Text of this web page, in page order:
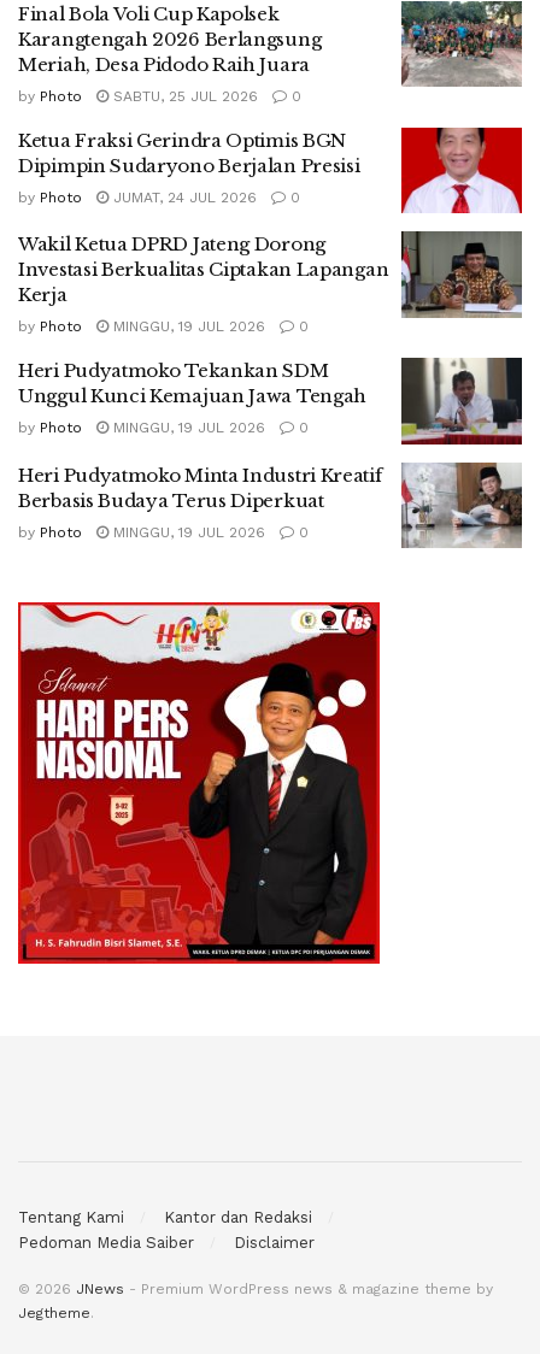
Final Bola Voli Cup Kapolsek
Karangtengah 2026 Berlangsung
Meriah, Desa Pidodo Raih Juara
by Photo SABTU, 25 JUL 2026 0
Ketua Fraksi Gerindra Optimis BGN
Dipimpin Sudaryono Berjalan Presisi
by Photo JUMAT, 24 JUL 2026 0
Wakil Ketua DPRD Jateng Dorong
Investasi Berkualitas Ciptakan Lapangan
Kerja
by Photo MINGGU, 19 JUL 2026 0
Heri Pudyatmoko Tekankan SDM
Unggul Kunci Kemajuan Jawa Tengah
by Photo MINGGU, 19 JUL 2026 0
Heri Pudyatmoko Minta Industri Kreatif
Berbasis Budaya Terus Diperkuat
by Photo MINGGU, 19 JUL 2026 0
Tentang Kami
Kantor dan Redaksi
Pedoman Media Saiber
Disclaimer
© 2026 JNews - Premium WordPress news & magazine theme by
Jegtheme.